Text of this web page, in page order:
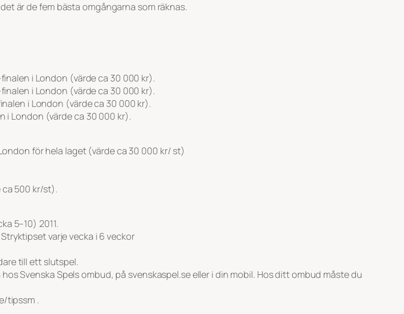
är de fem bästa omgångarna som räknas.
i London (värde ca 30 000 kr).
i London (värde ca 30 000 kr).
i London (värde ca 30 000 kr).
i London (värde ca 30 000 kr).
för hela laget (värde ca 30 000 kr/ st)
ca 500 kr/st).
5–10) 2011.
varje vecka i 6 veckor
till ett slutspel.
Svenska Spels ombud, på svenskaspel.se eller i din mobil. Hos ditt ombud måste du
tipssm .